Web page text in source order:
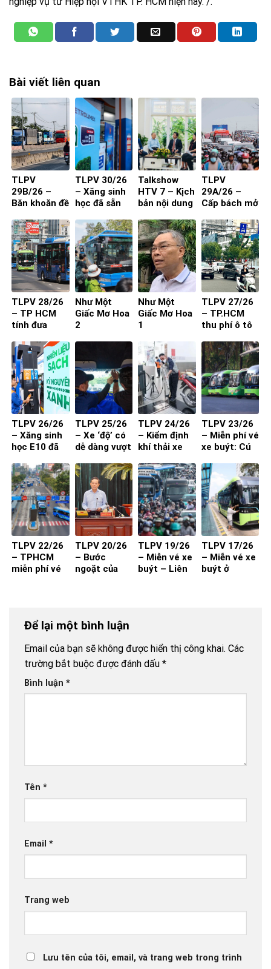
Bài viết liên quan
TLPV
29B/26 –
Băn khoăn đề
29 chỗ vào
nội đô
TP.HCM
TLPV 30/26
– Xăng sinh
học đã sẵn
Talkshow
HTV 7 – Kịch
bản nội dung
người
TLPV
29A/26 –
Cấp bách mở
TLPV 28/26
– TP HCM
tính đưa
vào đường
nhỏ, khu dân
cư
Như Một
Giấc Mơ Hoa
2
Như Một
Giấc Mơ Hoa
1
TLPV 27/26
– TP.HCM
thu phí ô tô
tâm: Làm
sao để người
dân đồng
thuận?
TLPV 26/26
– Xăng sinh
học E10 đã
TLPV 25/26
– Xe ‘độ’ có
dễ dàng vượt
kiểm?
TLPV 24/26
– Kiểm định
khí thải xe
2027 đạt
hiệu quả?
TLPV 23/26
– Miễn phí vé
xe buýt: Cú
kèm chất
lượng và
thuận tiện
TLPV 22/26
– TPHCM
miễn phí vé
buýt đột
TLPV 20/26
– Bước
ngoặt của
TLPV 19/26
– Miễn vé xe
buýt – Liên
TLPV 17/26
– Miễn vé xe
buýt ở
Để lại một bình luận
Email của bạn sẽ không được hiển thị công khai. Các
trường bắt buộc được đánh dấu *
Bình luận *
Tên *
Email *
Trang web
Lưu tên của tôi, email, và trang web trong trình